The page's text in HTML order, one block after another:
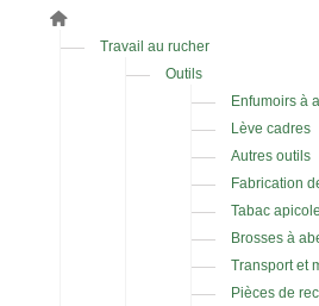
Travail au rucher
Outils
Enfumoirs à
Lève cadres
Autres outils
Fabrication
Tabac apicole
Brosses à
Transport et
Pièces de